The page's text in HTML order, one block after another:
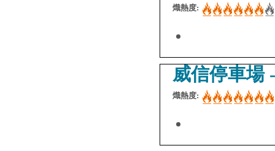
熾熱度:
威信停車場
熾熱度: